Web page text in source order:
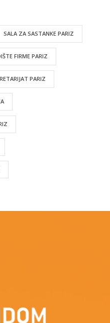
SALA ZA SASTANKE PARIZ
FIRME PARIZ
PARIZ